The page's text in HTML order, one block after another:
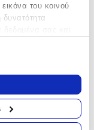
του κοινού
με τη γεωγραφική
ακριβείς σε
ενεργά
αποτύπωμα)